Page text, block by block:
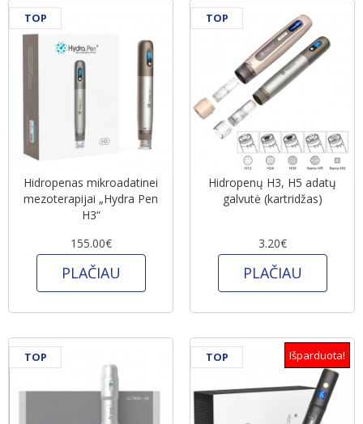
Hidropenas mikroadatinei
mezoterapijai „Hydra Pen
H3“
155.00€
PLAČIAU
TOP
Hidropenų H3, H5 adatų
galvutė (kartridžas)
3.20€
PLAČIAU
TOP
TOP Išparduota!
TOP